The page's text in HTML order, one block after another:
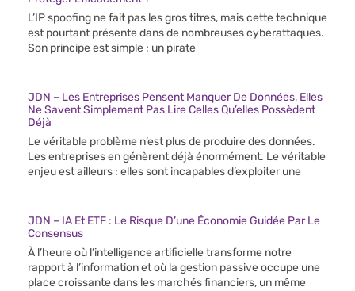
L’IP spoofing ne fait pas les gros titres, mais cette technique
est pourtant présente dans de nombreuses cyberattaques.
Son principe est simple ; un pirate
JDN – Les Entreprises Pensent Manquer De Données, Elles
Ne Savent Simplement Pas Lire Celles Qu’elles Possèdent
Déjà
Le véritable problème n’est plus de produire des données.
Les entreprises en génèrent déjà énormément. Le véritable
enjeu est ailleurs : elles sont incapables d’exploiter une
JDN – IA Et ETF : Le Risque D’une Économie Guidée Par Le
Consensus
À l’heure où l’intelligence artificielle transforme notre
rapport à l’information et où la gestion passive occupe une
place croissante dans les marchés financiers, un même